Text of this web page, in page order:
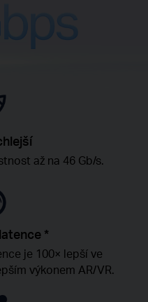
až na 46 Gb/s.
*
je 100× lepší ve
výkonem AR/VR.